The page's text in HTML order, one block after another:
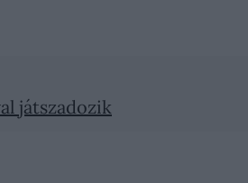
játszadozik